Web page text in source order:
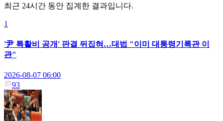
최근 24시간 동안 집계한 결과입니다.
1
'尹 특활비 공개' 판결 뒤집혀…대법 "이미 대통령기록관 이
관"
2026-08-07 06:00
93